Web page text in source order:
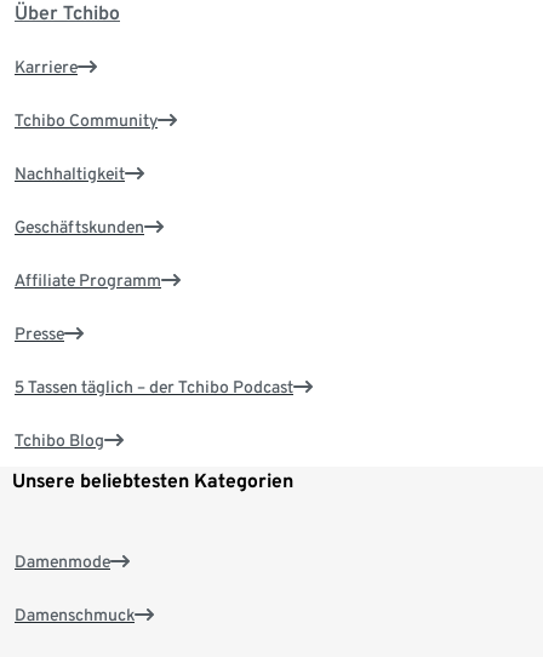
Über Tchibo
Karriere
Tchibo Community
Nachhaltigkeit
Geschäftskunden
Affiliate Programm
Presse
5 Tassen täglich – der Tchibo Podcast
Tchibo Blog
Unsere beliebtesten Kategorien
Damenmode
Damenschmuck